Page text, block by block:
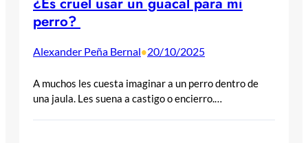
perro?
Alexander Peña Bernal•20/10/2025
A muchos les cuesta imaginar a un perro dentro de
una jaula. Les suena a castigo o encierro.…